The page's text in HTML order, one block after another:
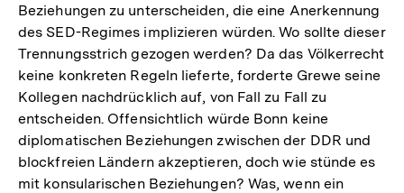
Beziehungen zu unterscheiden, die eine Anerkennung
des SED-Regimes implizieren würden. Wo sollte dieser
Trennungsstrich gezogen werden? Da das Völkerrecht
keine konkreten Regeln lieferte, forderte Grewe seine
Kollegen nachdrücklich auf, von Fall zu Fall zu
entscheiden. Offensichtlich würde Bonn keine
diplomatischen Beziehungen zwischen der DDR und
blockfreien Ländern akzeptieren, doch wie stünde es
mit konsularischen Beziehungen? Was, wenn ein